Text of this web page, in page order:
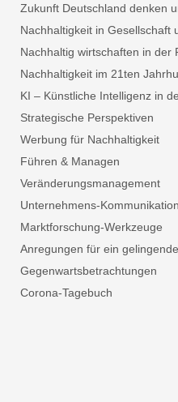
Zukunft Deutschland denken
Nachhaltigkeit in Gesellschaft
Nachhaltig wirtschaften in der
Nachhaltigkeit im 21ten
KI – Künstliche Intelligenz in
Strategische Perspektiven
Werbung für Nachhaltigkeit
Führen & Managen
Veränderungsmanagement
Unternehmens-Kommunikation
Marktforschung-Werkzeuge
Anregungen für ein
Gegenwartsbetrachtungen
Corona-Tagebuch